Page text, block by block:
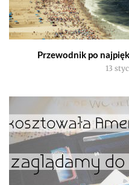
Przewodnik po
13